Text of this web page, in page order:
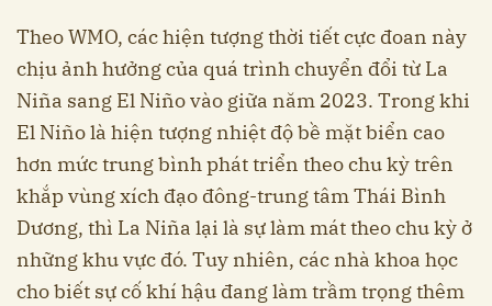
Theo WMO, các hiện tượng thời tiết cực đoan này
chịu ảnh hưởng của quá trình chuyển đổi từ La
Niña sang El Niño vào giữa năm 2023. Trong khi
El Niño là hiện tượng nhiệt độ bề mặt biển cao
hơn mức trung bình phát triển theo chu kỳ trên
khắp vùng xích đạo đông-trung tâm Thái Bình
Dương, thì La Niña lại là sự làm mát theo chu kỳ ở
những khu vực đó. Tuy nhiên, các nhà khoa học
cho biết sự cố khí hậu đang làm trầm trọng thêm